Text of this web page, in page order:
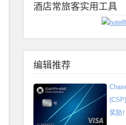
酒店常旅客实用工具
编辑推荐
奖励